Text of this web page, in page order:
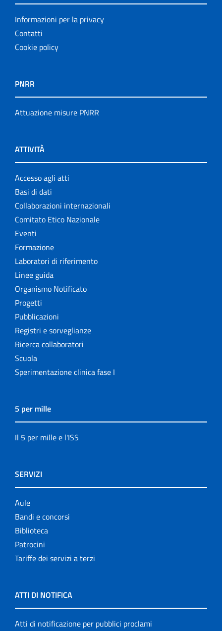
Informazioni per la privacy
Contatti
Cookie policy
PNRR
Attuazione misure PNRR
ATTIVITÀ
Accesso agli atti
Basi di dati
Collaborazioni internazionali
Comitato Etico Nazionale
Eventi
Formazione
Laboratori di riferimento
Linee guida
Organismo Notificato
Progetti
Pubblicazioni
Registri e sorveglianze
Ricerca collaboratori
Scuola
Sperimentazione clinica fase I
5 per mille
Il 5 per mille e l'ISS
SERVIZI
Aule
Bandi e concorsi
Biblioteca
Patrocini
Tariffe dei servizi a terzi
ATTI DI NOTIFICA
Atti di notificazione per pubblici proclami